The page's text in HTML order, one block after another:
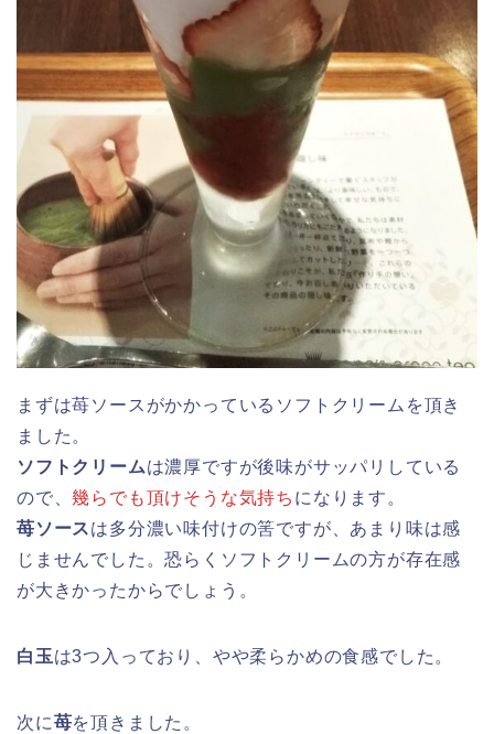
まずは苺ソースがかかっているソフトクリームを頂き
ました。
ソフトクリームは濃厚ですが後味がサッパリしている
ので、幾らでも頂けそうな気持ち になります。
苺ソースは多分濃い味付けの筈ですが、あまり味は感
じませんでした。恐らくソフトクリームの方が存在感
が大きかったからでしょう。
白玉は3つ入っており、やや柔らかめの食感でした。
次に苺を頂きました。